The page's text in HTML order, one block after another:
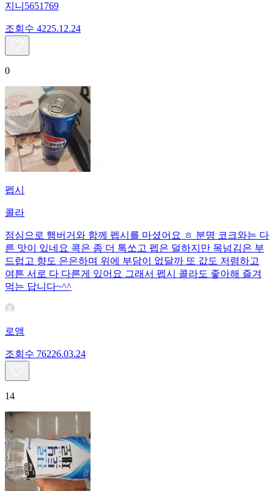
지니5651769
조회수 4225.12.24
0
펩시
콜라
점심으로 햄버거와 함께 펩시를 마셨어요 ㅎ 분명 코크와는 다
른 맛이 있네요 콕은 좀 더 톡쏘고 펩은 덜하지만 목넘김은 부
드럽고 향도 은은하며 위에 부담이 없달까 또 값도 저렴하고
여튼 서로 다 다른게 있어요 그래서 펩시 콜라도 좋아해 즐겨
먹는 답니다~^^
로앰
조회수 76226.03.24
14